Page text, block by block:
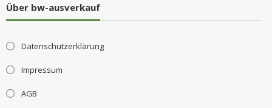
Über bw-ausverkauf
Datenschutzerklärung
Impressum
AGB